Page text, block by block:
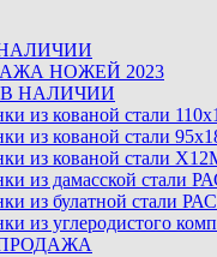
НОЖЕЙ 2023
НАЛИЧИИ
из кованой стали
из кованой стали
из кованой стали
из дамасской стали
из булатной стали
из углеродистого